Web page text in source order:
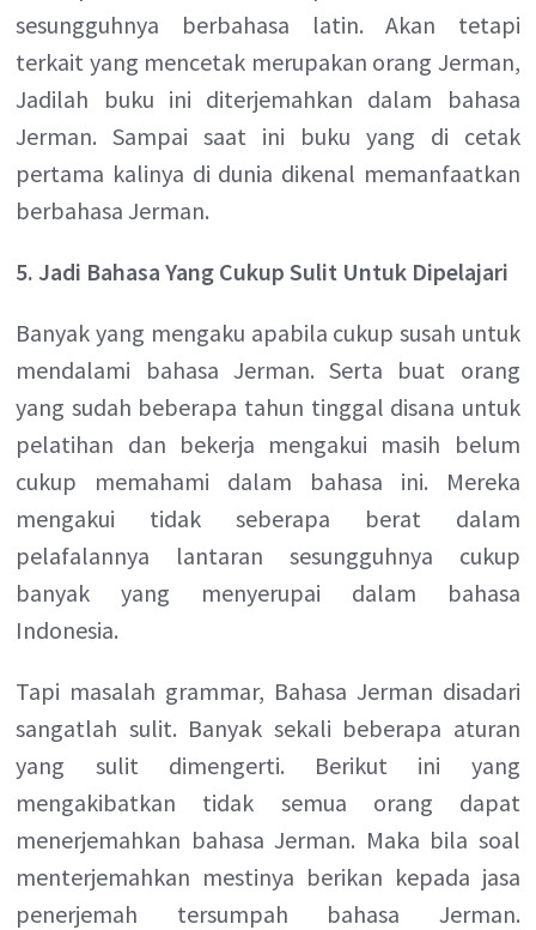
sesungguhnya berbahasa latin. Akan tetapi
terkait yang mencetak merupakan orang Jerman,
Jadilah buku ini diterjemahkan dalam bahasa
Jerman. Sampai saat ini buku yang di cetak
pertama kalinya di dunia dikenal memanfaatkan
berbahasa Jerman.
5. Jadi Bahasa Yang Cukup Sulit Untuk Dipelajari
Banyak yang mengaku apabila cukup susah untuk
mendalami bahasa Jerman. Serta buat orang
yang sudah beberapa tahun tinggal disana untuk
pelatihan dan bekerja mengakui masih belum
cukup memahami dalam bahasa ini. Mereka
mengakui tidak seberapa berat dalam
pelafalannya lantaran sesungguhnya cukup
banyak yang menyerupai dalam bahasa
Indonesia.
Tapi masalah grammar, Bahasa Jerman disadari
sangatlah sulit. Banyak sekali beberapa aturan
yang sulit dimengerti. Berikut ini yang
mengakibatkan tidak semua orang dapat
menerjemahkan bahasa Jerman. Maka bila soal
menterjemahkan mestinya berikan kepada jasa
penerjemah tersumpah bahasa Jerman.